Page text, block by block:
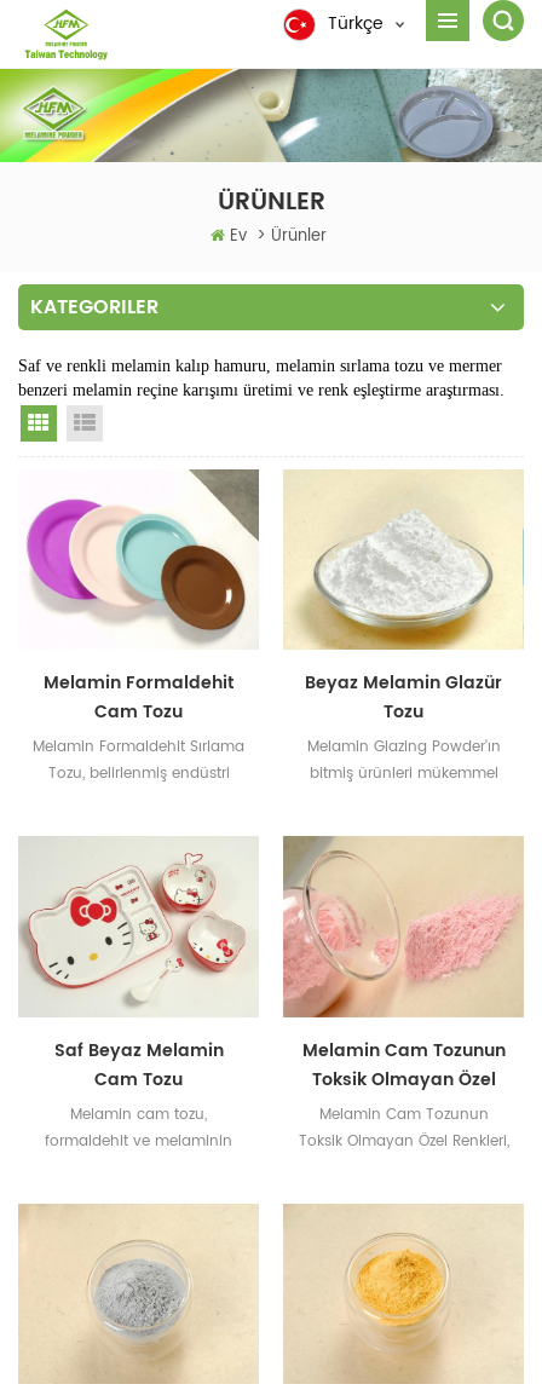
Türkçe
ÜRÜNLER
Ev > Ürünler
KATEGORILER
Saf ve renkli melamin kalıp hamuru, melamin sırlama tozu ve mermer
benzeri melamin reçine karışımı üretimi ve renk eşleştirme araştırması.
Grid View
Melamin Formaldehit
Cam Tozu
Melamin Formaldehit Sırlama
Tozu, belirlenmiş endüstri
bileşikler kullanılarak işlenir.
Glazür tozu dekoratif folyo
kağıt ve kaplama
uygulamasında
kullanılmaktadır.
Beyaz Melamin Glazür
Tozu
Melamin Glazing Powder'ın
bitmiş ürünleri mükemmel
direnç sergiler.
Saf Beyaz Melamin
Cam Tozu
Melamin cam tozu,
formaldehit ve melaminin
Melamin Cam Tozunun
Toksik Olmayan Özel
Renkleri
Melamin Cam Tozunun
Toksik Olmayan Özel Renkleri,
olarak kullanılır.